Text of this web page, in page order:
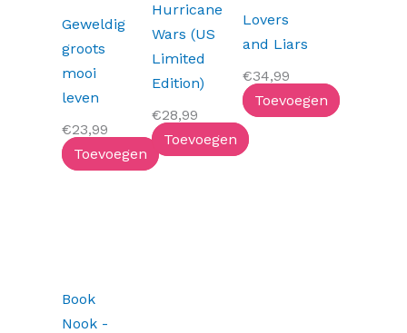
Geweldig
groots
mooi
leven
€23,99
Toevoegen
Hurricane
Wars (US
Limited
Edition)
€28,99
Toevoegen
Lovers
and Liars
€34,99
Toevoegen
Book
Nook -